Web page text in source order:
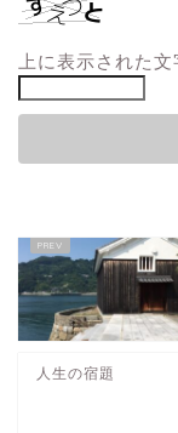
上に表示された
人生の宿題